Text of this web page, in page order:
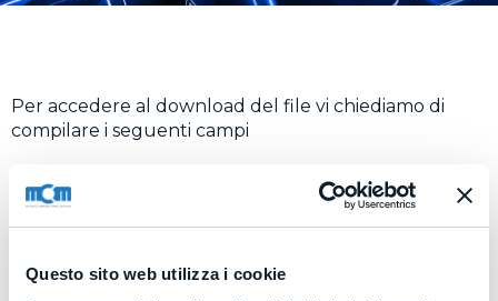
Questo sito web utilizza i cookie
Per accedere al download del file vi chiediamo di
compilare i seguenti campi